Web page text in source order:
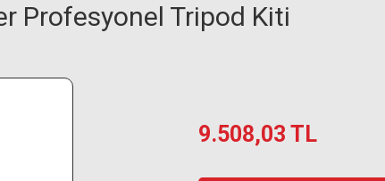
Profesyonel Tripod Kiti
9.508,03 TL